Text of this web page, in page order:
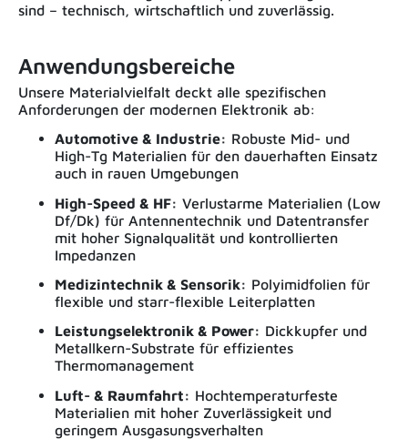
sind – technisch, wirtschaftlich und zuverlässig.
Anwendungsbereiche
Unsere Materialvielfalt deckt alle spezifischen
Anforderungen der modernen Elektronik ab:
Automotive & Industrie: Robuste Mid- und
High-Tg Materialien für den dauerhaften Einsatz
auch in rauen Umgebungen
High-Speed & HF: Verlustarme Materialien (Low
Df/Dk) für Antennentechnik und Datentransfer
mit hoher Signalqualität und kontrollierten
Impedanzen
Medizintechnik & Sensorik: Polyimidfolien für
flexible und starr-flexible Leiterplatten
Leistungselektronik & Power: Dickkupfer und
Metallkern-Substrate für effizientes
Thermomanagement
Luft- & Raumfahrt: Hochtemperaturfeste
Materialien mit hoher Zuverlässigkeit und
geringem Ausgasungsverhalten